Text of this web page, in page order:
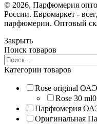
© 2026, Парфюмерия
России. Евромаркет -
парфюмерии. Оптовый
Закрыть
Поиск товаров
Search
products:
Категории товаров
Rose original ОАЭ
Rose 30 ml0
Парфюмерия ОАЭ
Оригинальная